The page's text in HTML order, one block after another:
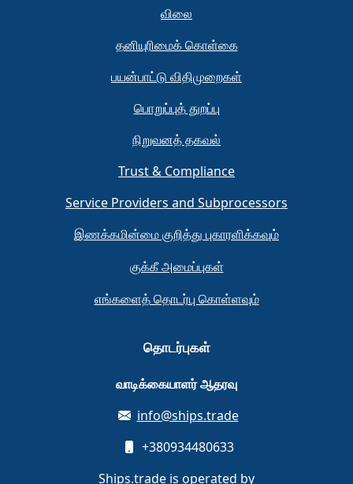
விலை
தனியுரிமைக் கொள்கை
பயன்பாட்டு விதிமுறைகள்
பொறுப்புத் துறப்பு
நிறுவனத் தகவல்
Trust & Compliance
Service Providers and Subprocessors
இணக்கமின்மை குறித்து புகாரளிக்கவும்
குக்கீ அமைப்புகள்
எங்களைத் தொடர்பு கொள்ளவும்
தொடர்புகள்
வாடிக்கையாளர் ஆதரவு
info@ships.trade
+380934480633
Ships.trade is operated by